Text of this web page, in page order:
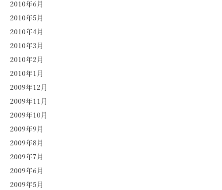
2010年6月
2010年5月
2010年4月
2010年3月
2010年2月
2010年1月
2009年12月
2009年11月
2009年10月
2009年9月
2009年8月
2009年7月
2009年6月
2009年5月